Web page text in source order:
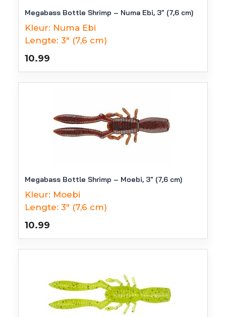
Megabass Bottle Shrimp – Numa Ebi, 3″ (7,6 cm)
Kleur: Numa Ebi
Lengte: 3" (7,6 cm)
10.99
Megabass Bottle Shrimp – Moebi, 3″ (7,6 cm)
Kleur: Moebi
Lengte: 3" (7,6 cm)
10.99